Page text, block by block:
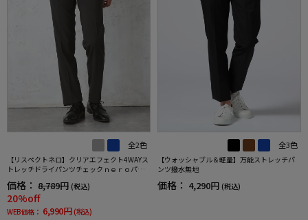
全2色
【リスペクトネロ】クリアエフェクト4WAYス
トレッチドライパンツチェックｎｅｒｏパン
ツウォッシャブルノータック春夏
価格： 8,789円 (税込)
20%off
WEB価格： 6,990円 (税込)
全3色
【ウォッシャブル＆軽量】万能ストレッチパ
ンツ撥水無地
価格： 4,290円 (税込)